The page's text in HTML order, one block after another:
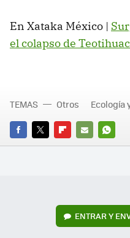
En Xataka México |
el colapso de
FACEBOOK
TWITTERFLIPBOARD
E-
TEMAS Otros Ecología
ENTRAR Y